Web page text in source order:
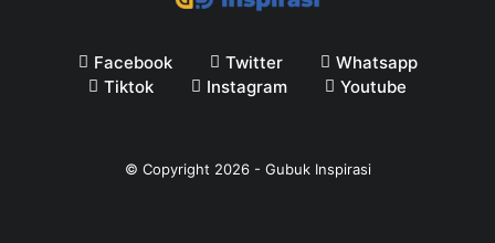
Facebook Twitter
Whatsapp
Tiktok
Instagram Youtube
© Copyright 2026- Gubuk Inspirasi